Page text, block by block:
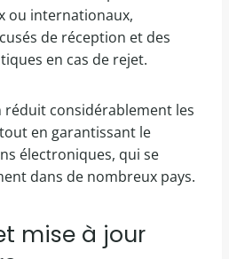
ou internationaux,
de réception et des
en cas de rejet.
considérablement les
en garantissant le
électroniques, qui se
dans de nombreux pays.
mise à jour